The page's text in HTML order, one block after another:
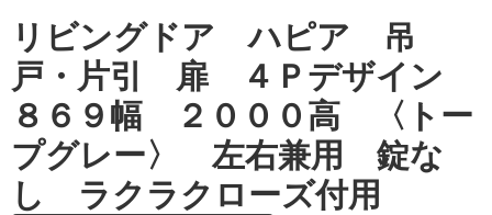
リビングドア ハピア 吊
戸・片引 扉 ４Ｐデザイン
８６９幅 ２０００高 〈トー
プグレー〉 左右兼用 錠な
し ラクラクローズ付用